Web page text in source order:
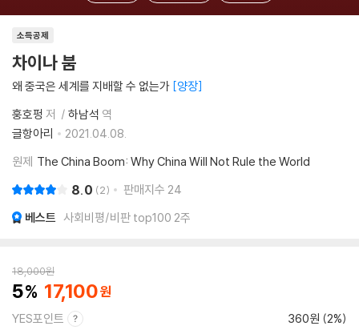
소득공제
차이나 붐
왜 중국은 세계를 지배할 수 없는가 양장
훙호펑 저 하남석 역
글항아리
2021.04.08.
원제 The China Boom: Why China Will Not Rule the World
8.0 2 판매지수 24
베스트 사회비평/비판 top100 2주
18,000원
5 17,100
YES포인트 360원 (2%)